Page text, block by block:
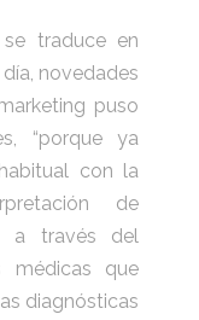
traduce en
novedades
puso
“porque ya
con la
de
a través del
médicas que
diagnósticas